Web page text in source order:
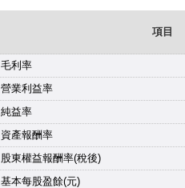
項目
毛利率
營業利益率
純益率
資產報酬率
股東權益報酬率(稅後)
基本每股盈餘(元)